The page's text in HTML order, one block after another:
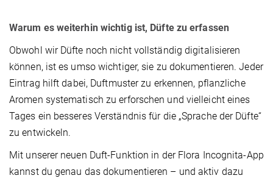
Warum es weiterhin wichtig ist, Düfte zu erfassen
Obwohl wir Düfte noch nicht vollständig digitalisieren
können, ist es umso wichtiger, sie zu dokumentieren. Jeder
Eintrag hilft dabei, Duftmuster zu erkennen, pflanzliche
Aromen systematisch zu erforschen und vielleicht eines
Tages ein besseres Verständnis für die „Sprache der Düfte“
zu entwickeln.
Mit unserer neuen Duft-Funktion in der Flora Incognita-App
kannst du genau das dokumentieren – und aktiv dazu